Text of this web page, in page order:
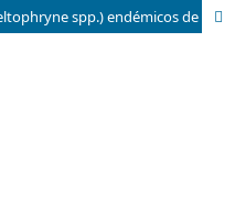
El órgano de Bidder en sapos ( Peltophryne spp.) endémicos de Cuba. Aspectos morfológicos y de ultraestructura